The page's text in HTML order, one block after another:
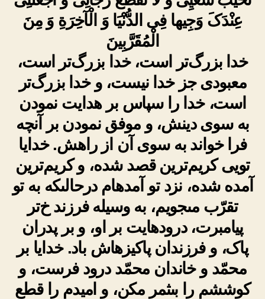
عِنْدَکَ وَجِیها فِی الدُّنْیَا وَ الْآخِرَةِ وَ مِنَ
الْمُقَرَّبِینَ
خدا بزرگ‌تر است، خدا بزرگ‌تر است،
معبودى جز خدا نیست، و خدا بزرگ‌تر
است، خدا را سپاس بر هدایت نمودن
به سوى دینش، و موفق نمودن بر آنچه
فرا خواند به سوى آن از راهش. خدایا
تویى کریم‌ترین قصد شده، و کریم‌ترین
آمده شده، نزد تو آمده‏ام درحالى‏که به تو
تقرّب مى‏جویم، به وسیله فرزند خ‌تر
پیامبرت، درودهایت بر او، و بر پدران
پاک، و فرزندان پاکیزه‏اش باد. خدایا بر
محمّد و خاندان محمّد درود فرست، و
کوششم را بى‏ثمر مکن، و امیدم را قطع